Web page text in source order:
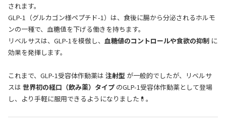
されます。
GLP-1（グルカゴン様ペプチド-1）は、食後に腸から分泌されるホルモ
ンの一種で、血糖値を下げる働きを持ちます。
リベルサスは、GLP-1を模倣し、 血糖値のコントロールや食欲の抑制 に
効果を発揮します。
これまで、GLP-1受容体作動薬は 注射型 が一般的でしたが、リベルサ
スは 世界初の経口（飲み薬）タイプ のGLP-1受容体作動薬として登場
し、より手軽に服用できるようになりました💊。